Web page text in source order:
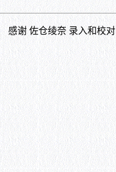
感谢 佐仓绫奈 录入和校对